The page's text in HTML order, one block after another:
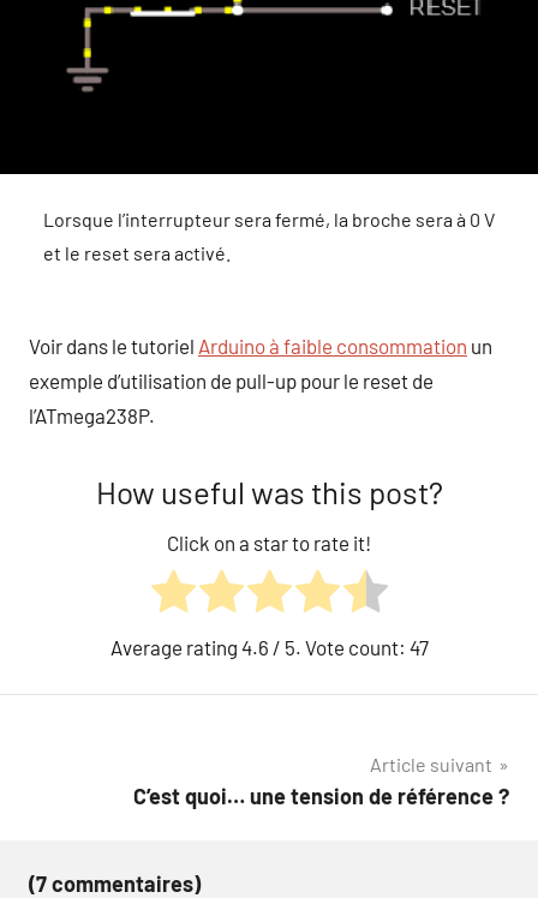
Lorsque l’interrupteur sera fermé, la broche sera à 0 V
et le reset sera activé.
Voir dans le tutoriel Arduino à faible consommation un
exemple d’utilisation de pull-up pour le reset de
l’ATmega238P.
How useful was this post?
Click on a star to rate it!
Average rating 4.6 / 5. Vote count: 47
Article suivant
C’est quoi… une tension de référence ?
(7 commentaires)